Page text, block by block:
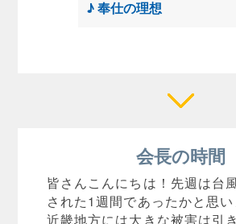
♪ 奉仕の理想
会長の時間
皆さんこんにちは！先週は台
された1週間であったかと思
近畿地方には大きな被害は引